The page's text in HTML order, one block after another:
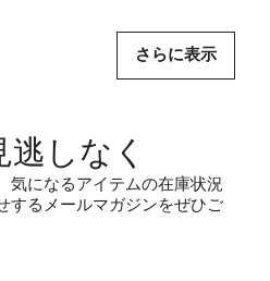
さらに表示
しなく
気になるアイテムの在庫状況
するメールマガジンをぜひご